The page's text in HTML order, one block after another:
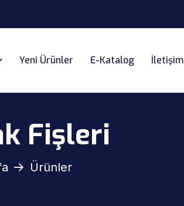
Yeni Ürünler E-Katalog İletişim
Fişleri
Ürünler